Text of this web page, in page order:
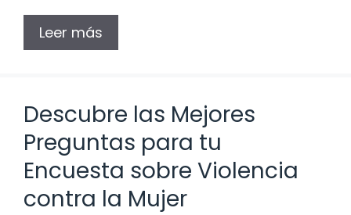
Leer más
Descubre las Mejores
Preguntas para tu
Encuesta sobre Violencia
contra la Mujer